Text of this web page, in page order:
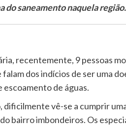
do saneamento naquela região.
recentemente, 9 pessoas
dos indícios de ser uma
escoamento de águas.
vê-se a cumprir
bairro imbondeiros. Os